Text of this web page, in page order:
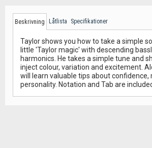
Beskrivning Låtlista Specifikationer
Taylor shows you how to take a simple
little 'Taylor magic' with descending
harmonics. He takes a simple tune and
inject colour, variation and excitement.
will learn valuable tips about confidence,
personality. Notation and Tab are